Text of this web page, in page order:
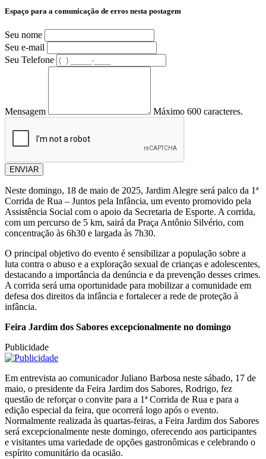
Espaço para a comunicação de erros nesta postagem
Seu nome
Seu e-mail
Seu Telefone
Mensagem Máximo 600 caracteres.
ENVIAR
Neste domingo, 18 de maio de 2025, Jardim Alegre será palco da 1ª
Corrida de Rua – Juntos pela Infância, um evento promovido pela
Assistência Social com o apoio da Secretaria de Esporte. A corrida,
com um percurso de 5 km, sairá da Praça Antônio Silvério, com
concentração às 6h30 e largada às 7h30.
O principal objetivo do evento é sensibilizar a população sobre a
luta contra o abuso e a exploração sexual de crianças e adolescentes,
destacando a importância da denúncia e da prevenção desses crimes.
A corrida será uma oportunidade para mobilizar a comunidade em
defesa dos direitos da infância e fortalecer a rede de proteção à
infância.
Feira Jardim dos Sabores excepcionalmente no domingo
Publicidade
Em entrevista ao comunicador Juliano Barbosa neste sábado, 17 de
maio, o presidente da Feira Jardim dos Sabores, Rodrigo, fez
questão de reforçar o convite para a 1ª Corrida de Rua e para a
edição especial da feira, que ocorrerá logo após o evento.
Normalmente realizada às quartas-feiras, a Feira Jardim dos Sabores
será excepcionalmente neste domingo, oferecendo aos participantes
e visitantes uma variedade de opções gastronômicas e celebrando o
espírito comunitário da ocasião.